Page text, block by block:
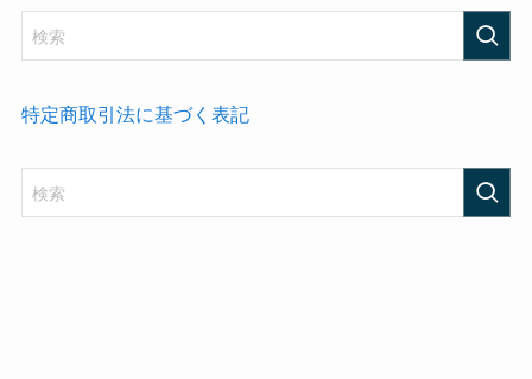
特定商取引法に基づく表記